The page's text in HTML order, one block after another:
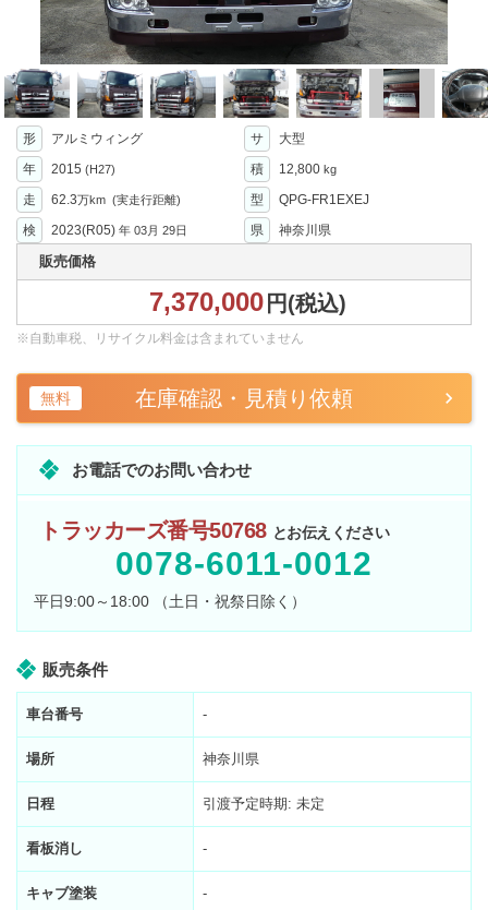
形 アルミウィング サ
大型
年
2015 (H27) 積 12,800 kg
走 62.3万km (実走行距離) 型
QPG-FR1EXEJ
検
2023(R05) 年 03月 29日 県 神奈川県
販売価格
7,370,000 円(税込)
※自動車税、リサイクル料金は含まれていません
無料 在庫確認・見積り依頼
お電話でのお問い合わせ
トラッカーズ番号50768 とお伝えください
0078-6011-0012
平日9:00～18:00 （土日・祝祭日除く）
販売条件
車台番号 -
場所 神奈川県
日程 引渡予定時期: 未定
看板消し -
キャブ塗装 -